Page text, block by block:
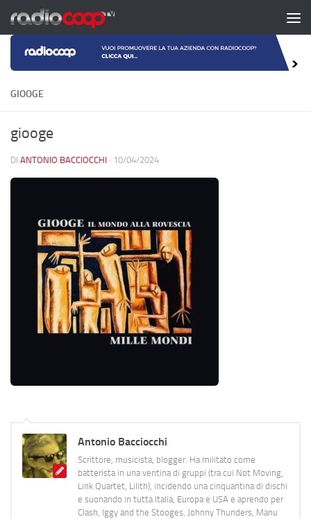
Salta al contenuto
GIOOGE
giooge
DI ANTONIO BACCIOCCHI · 10/04/2024
Antonio Bacciocchi
Scrittore, musicista, blogger. Ha militato come
batterista in una ventina di gruppi (tra cui Not Moving,
Link Quartet, Lilith), incidendo una cinquantina di dischi
e suonando in tutta Italia, Europa e USA e aprendo per
Clash, Iggy and the Stooges, Johnny Thunders, Manu